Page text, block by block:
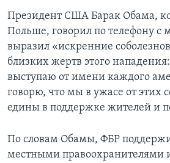
Президент США Барак Обама,
Польше, говорил по телефону с
выразил «искренние
близких жертв этого
выступаю от имени каждого
говорю, что мы в ужасе от этих
едины в поддержке жителей и
По словам Обамы, ФБР
местными правоохранителями